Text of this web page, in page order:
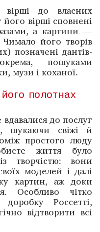
до власних
вірші сповнені
а картини —
його творів
позначені дантів­
пошуками
музи і коханої.
полотнах
до послуг
шукаючи свіжі й
простого люду
життя було
творчістю: вони
моделей і далі
картин, аж доки
­Особливо чітко
Россетті,
відтворити всі